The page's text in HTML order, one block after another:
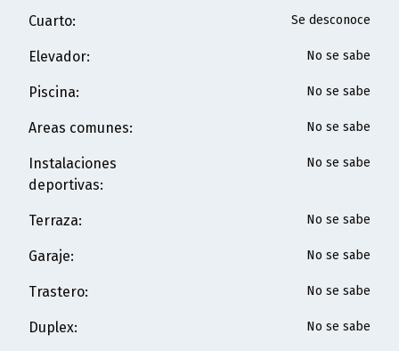
Cuarto: Se desconoce
Elevador: No se sabe
Piscina: No se sabe
Areas comunes: No se sabe
Instalaciones
deportivas:
No se sabe
Terraza: No se sabe
Garaje: No se sabe
Trastero: No se sabe
Duplex: No se sabe